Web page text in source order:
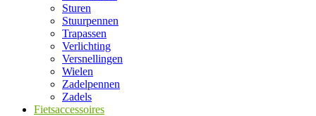
Sturen
Stuurpennen
Trapassen
Verlichting
Versnellingen
Wielen
Zadelpennen
Zadels
Fietsaccessoires